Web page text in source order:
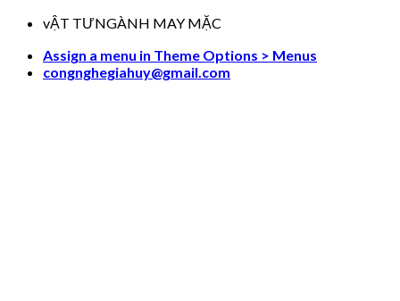
Skip
content
vẬT TƯNGÀNH MAY MẶC
Assign a menu in Theme Options > Menus
congnghegiahuy@gmail.com